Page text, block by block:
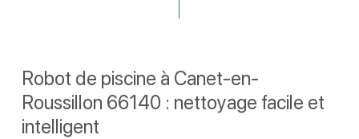
Robot de piscine à Canet-en-
Roussillon 66140 : nettoyage facile et
intelligent